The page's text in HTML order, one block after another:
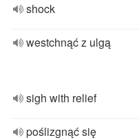
shock
westchnąć z ulgą
sigh with relief
poślizgnąć się